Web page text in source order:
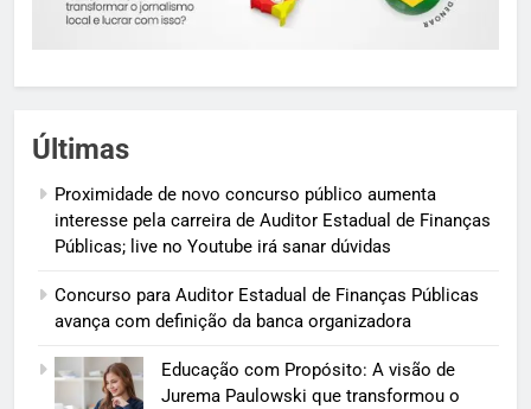
Últimas
Proximidade de novo concurso público aumenta
interesse pela carreira de Auditor Estadual de Finanças
Públicas; live no Youtube irá sanar dúvidas
Concurso para Auditor Estadual de Finanças Públicas
avança com definição da banca organizadora
Educação com Propósito: A visão de
Jurema Paulowski que transformou o